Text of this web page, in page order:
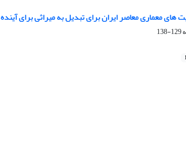
معماری معاصر ایران برای تبدیل به میراثی برای آینده
129-138